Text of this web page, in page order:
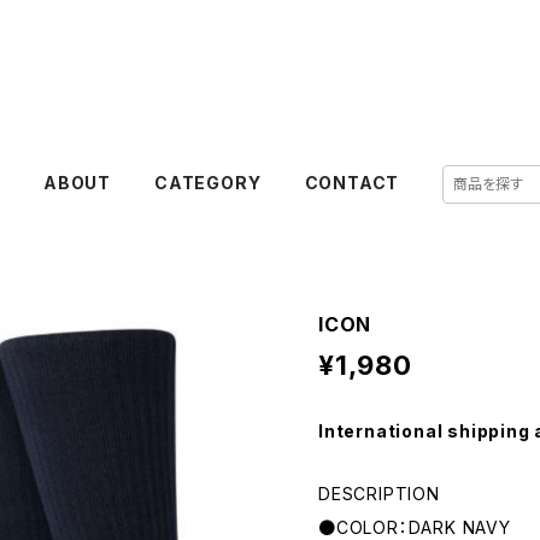
ABOUT CATEGORY CONTACT
ICON
¥1,980
International shipping
DESCRIPTION
●COLOR：DARK NAVY